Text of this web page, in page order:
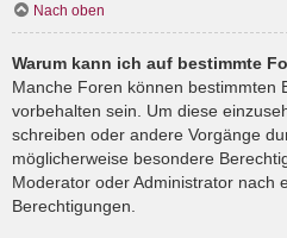
Nach oben
Warum kann ich auf bestimmte
Manche Foren können bestimmten
vorbehalten sein. Um diese
schreiben oder andere Vorgänge
möglicherweise besondere
Moderator oder Administrator nach
Berechtigungen.